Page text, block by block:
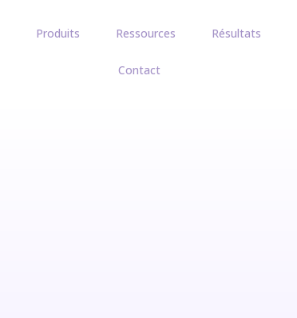
Produits Ressources Résultats
Contact